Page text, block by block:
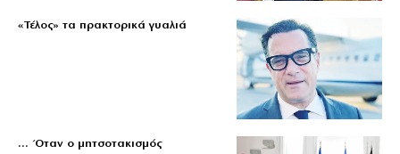
«Τέλος» τα πρακτορικά γυαλιά
… Όταν ο μητσοτακισμός